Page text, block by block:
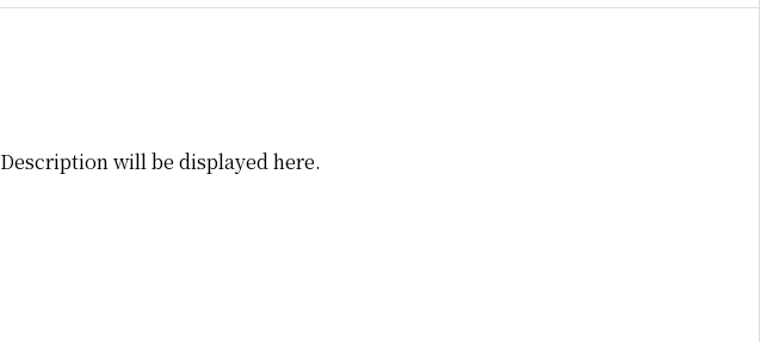
Description will be displayed here.